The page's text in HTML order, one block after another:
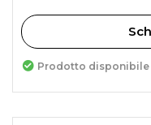
Prodotto disponibile